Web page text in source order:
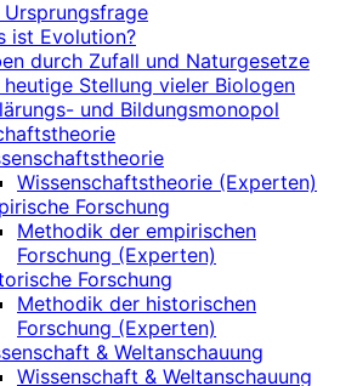
Ursprungsfrage
ist Evolution?
durch Zufall und Naturgesetze
heutige Stellung vieler Biologen
und Bildungsmonopol
Wissenschaftstheorie (Experten)
Forschung
Methodik der empirischen
Forschung (Experten)
Forschung
Methodik der historischen
Forschung (Experten)
& Weltanschauung
Wissenschaft & Weltanschauung